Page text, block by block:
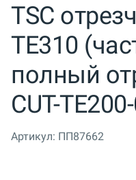
TSC
TE310
полный
CUT-
Артикул: ПП87662